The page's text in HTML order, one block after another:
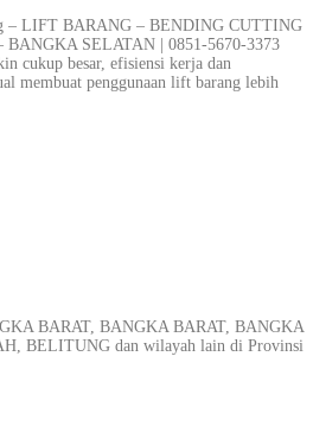
– LIFT BARANG – BENDING CUTTING
SELATAN | 0851-5670-3373
cukup besar, efisiensi kerja dan
membuat penggunaan lift barang lebih
BARAT, BANGKA BARAT, BANGKA
BELITUNG dan wilayah lain di Provinsi